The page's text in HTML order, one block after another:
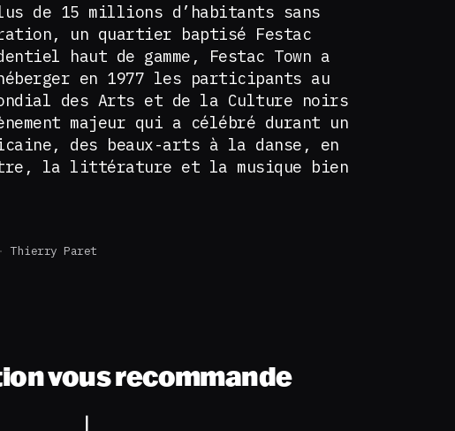
de 15 millions d’habitants sans
un quartier baptisé Festac
haut de gamme, Festac Town a
en 1977 les participants au
des Arts et de la Culture noirs
majeur qui a célébré durant un
des beaux-arts à la danse, en
la littérature et la musique bien
Thierry Paret
vous recommande